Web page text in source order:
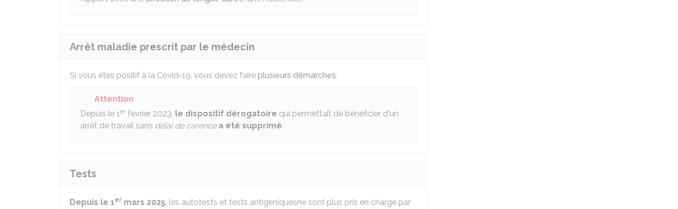
Arrêt maladie prescrit par le médecin
Si vous êtes positif à la Covid-19, vous devez faire plusieurs démarches.
Attention
Depuis le 1er février 2023, le dispositif dérogatoire qui permettait de bénéficier d'un
arrêt de travail sans délai de carence a été supprimé.
Tests
Depuis le 1er mars 2025, les autotests et tests antigéniquesne sont plus pris en charge par